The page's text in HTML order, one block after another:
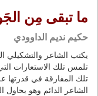
ما تبقى مِن
حكيم نديم الداوودي
يكتب الشاعر والتشكيلي
تلمس تلك الاستعارات
تلك المفارقة في قدرتها
الشاعر الدائم وهو يحاول